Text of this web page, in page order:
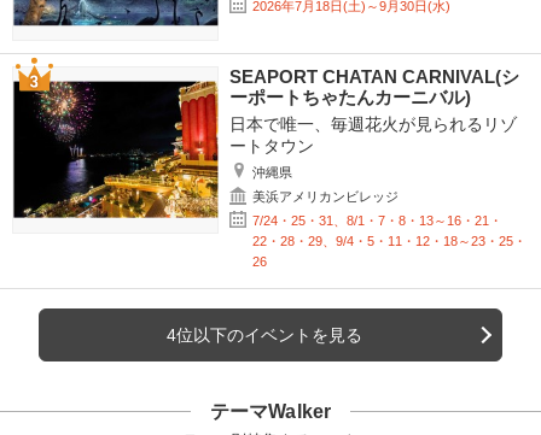
2026年7月18日(土)～9月30日(水)
SEAPORT CHATAN CARNIVAL(シ
ーポートちゃたんカーニバル)
日本で唯一、毎週花火が見られるリゾ
ートタウン
沖縄県
美浜アメリカンビレッジ
7/24・25・31、8/1・7・8・13～16・21・
22・28・29、9/4・5・11・12・18～23・25・
26
4位以下のイベントを見る
テーマWalker